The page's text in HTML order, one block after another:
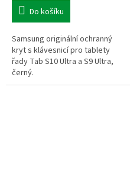
Do košíku
Samsung originální ochranný
kryt s klávesnicí pro tablety
řady Tab S10 Ultra a S9 Ultra,
černý.